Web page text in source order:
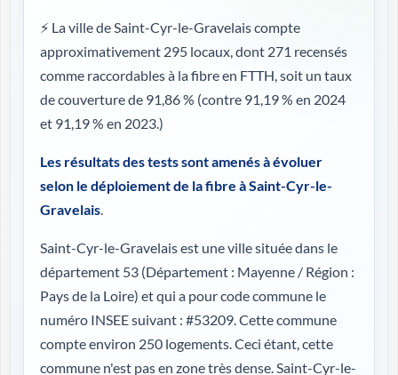
⚡ La ville de Saint-Cyr-le-Gravelais compte
approximativement 295 locaux, dont 271 recensés
comme raccordables à la fibre en FTTH, soit un taux
de couverture de 91,86 % (contre 91,19 % en 2024
et 91,19 % en 2023.)
Les résultats des tests sont amenés à évoluer
selon le déploiement de la fibre à Saint-Cyr-le-
Gravelais.
Saint-Cyr-le-Gravelais est une ville située dans le
département 53 (Département : Mayenne / Région :
Pays de la Loire) et qui a pour code commune le
numéro INSEE suivant : #53209. Cette commune
compte environ 250 logements. Ceci étant, cette
commune n'est pas en zone très dense. Saint-Cyr-le-